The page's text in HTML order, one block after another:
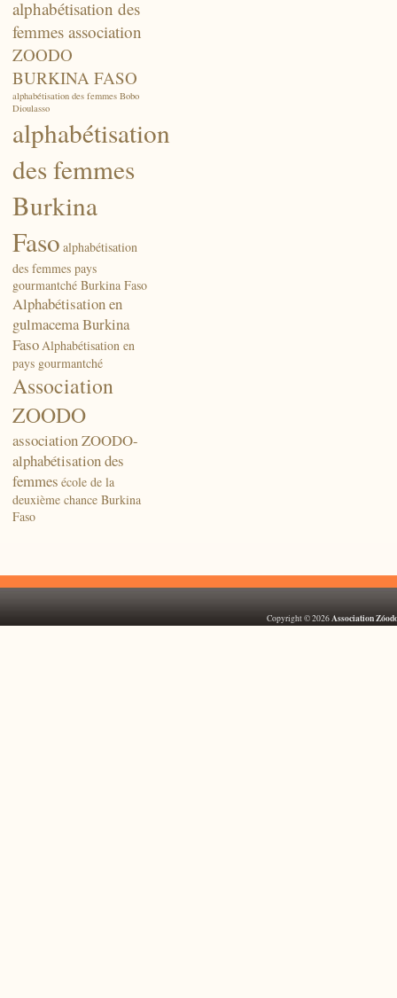
alphabétisation des
femmes association
ZOODO
BURKINA FASO
alphabétisation des femmes Bobo
Dioulasso
alphabétisation
des femmes
Burkina
Faso alphabétisation
des femmes pays
gourmantché Burkina Faso
Alphabétisation en
gulmacema Burkina
FasoAlphabétisation en
pays gourmantché
Association
ZOODO
association ZOODO-
alphabétisation des
femmes école de la
deuxième chance Burkina
Faso
Copyright © 2026Association